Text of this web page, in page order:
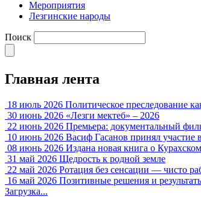
Мероприятия
Лезгинские народы
Поиск
Главная лента
18 июль 2026 Политическое преследование
30 июнь 2026 «Лезги мектеб» – 2026
22 июнь 2026 Премьера: документальный
10 июнь 2026 Васиф Гасанов принял
08 июнь 2026 Издана новая книга о
31 май 2026 Щедрость к родной земле
22 май 2026 Ротация без сенсации — чисто
16 май 2026 Позитивные решения и
Загрузка...